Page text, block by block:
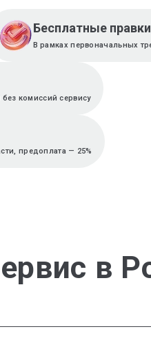
Бесплатные правки
В рамках первоначальных
комиссий сервису
предоплата — 25%
в